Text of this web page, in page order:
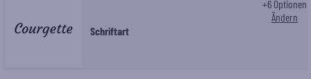
Schriftart
+6 Optionen
Ändern